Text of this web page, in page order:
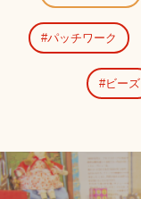
パッチワーク
ビーズ